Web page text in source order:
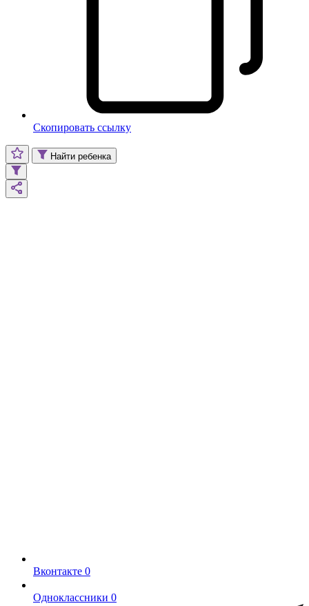
Скопировать ссылку
Найти ребенка
Вконтакте 0
Одноклассники 0